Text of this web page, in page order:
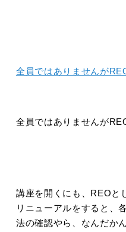
全員ではありませんが
全員ではありませんが
講座を開くにも、REOと
リニューアルをすると、
法の確認やら、なんだか